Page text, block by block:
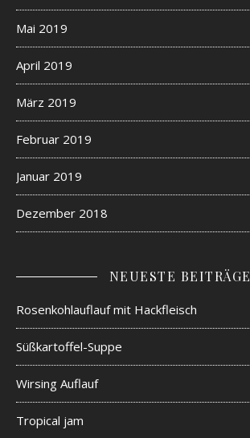
Mai 2019
April 2019
März 2019
Februar 2019
Januar 2019
Dezember 2018
NEUESTE BEITRÄGE
Rosenkohlauflauf mit Hackfleisch
Süßkartoffel-Suppe
Wirsing Auflauf
Tropical jam